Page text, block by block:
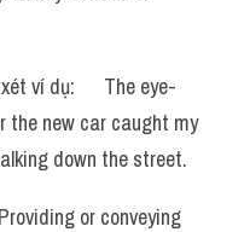
xét ví dụ:      The eye-
the new car caught my
down the street.
or conveying